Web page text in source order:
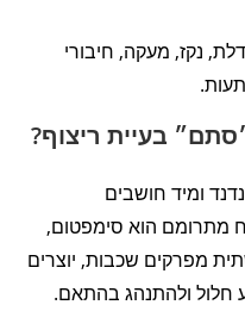
נקז, מעקה, חיבורי
בעיית ריצוף?
ומיד חושבים
מתרומם הוא סימפטום,
מפרקים שכבות, יוצרים
חלול ולהתנהג בהתאם.